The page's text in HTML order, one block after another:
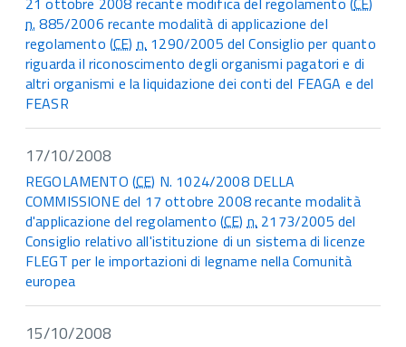
n. 885/2006 recante modalità di applicazione del
regolamento (CE)n. 1290/2005 del Consiglio per quanto
riguarda il riconoscimento degli organismi pagatori e di
altri organismi e la liquidazione dei conti del FEAGA e del
FEASR
17/10/2008
REGOLAMENTO (CE) N. 1024/2008 DELLA
COMMISSIONE del 17 ottobre 2008 recante modalità
d'applicazione del regolamento (CE)n. 2173/2005 del
Consiglio relativo all'istituzione di un sistema di licenze
FLEGT per le importazioni di legname nella Comunità
europea
15/10/2008